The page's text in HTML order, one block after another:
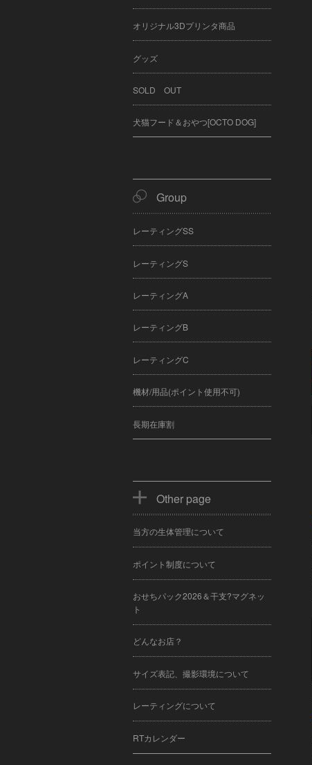
オリジナル3Dプリンタ商品
グッズ
SOLD OUT
犬猫フード＆おやつ[OCTO DOG]
Group
レーティングSS
レーティングS
レーティングA
レーティングB
レーティングC
機材/用品(ポイント使用不可)
長期在庫割
Other page
当方の生体管理について
ポイント制度について
おせちパック2026＆干支?マグネッ
ト
どんなお店？
サイズ表記、撮影環境について
レーティングについて
RTカレンダー